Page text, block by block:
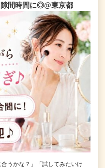
間時間に◎@東京都
合うかな？」「試してみたいけ